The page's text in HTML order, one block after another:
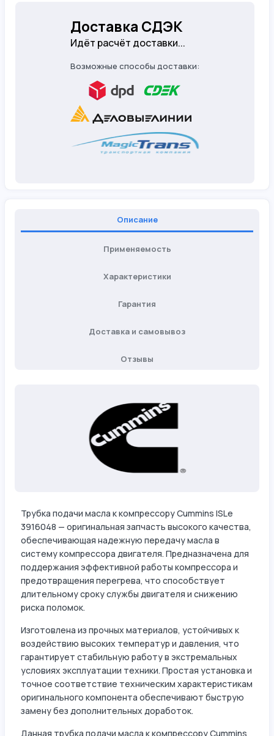
Доставка СДЭК
Идёт расчёт доставки...
Возможные способы доставки:
Описание
Применяемость
Характеристики
Гарантия
Доставка и самовывоз
Отзывы
Трубка подачи масла к компрессору Cummins ISLe
3916048 — оригинальная запчасть высокого качества,
обеспечивающая надежную передачу масла в
систему компрессора двигателя. Предназначена для
поддержания эффективной работы компрессора и
предотвращения перегрева, что способствует
длительному сроку службы двигателя и снижению
риска поломок.
Изготовлена из прочных материалов, устойчивых к
воздействию высоких температур и давления, что
гарантирует стабильную работу в экстремальных
условиях эксплуатации техники. Простая установка и
точное соответствие техническим характеристикам
оригинального компонента обеспечивают быструю
замену без дополнительных доработок.
Данная трубка подачи масла к компрессору Cummins